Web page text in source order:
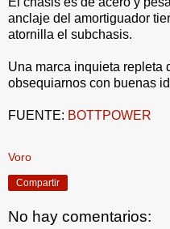
anclaje del amortiguador
atornilla el subchasis.
Una marca inquieta repleta
obsequiarnos con buenas
FUENTE: BOTTPOWER
Voro
Compartir
No hay comentarios: